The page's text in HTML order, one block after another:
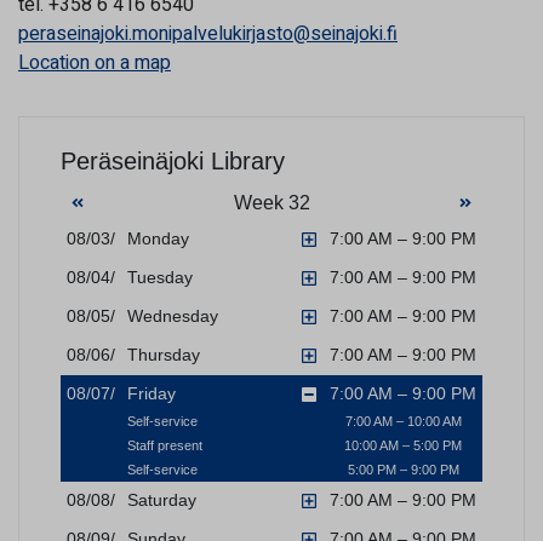
peraseinajoki.monipalvelukirjasto@seinajoki.fi
Location on a map